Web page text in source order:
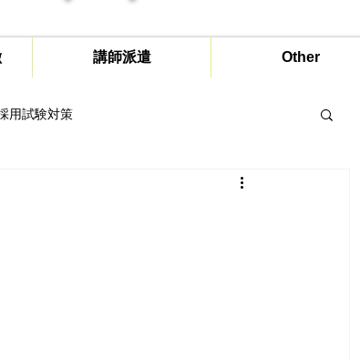
講師派遣 Other
用試験対策